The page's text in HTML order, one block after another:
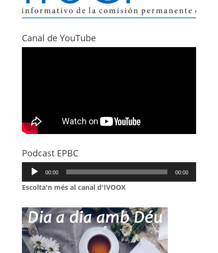
Canal de YouTube
Podcast EPBC
Reproductor
d'àudio
00:00 00:00
Escolta'n més al canal d'IVOOX